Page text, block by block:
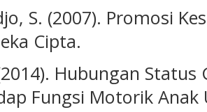
S. (2007). Promosi
Cipta.
Hubungan Status
Fungsi Motorik Anak